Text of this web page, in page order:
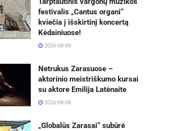
festivalis „Cantus organi“
kviečia į išskirtinį koncertą
Kėdainiuose!
2026-08-09
Netrukus Zarasuose –
aktorinio meistriškumo kursai
su aktore Emilija Latėnaite
2026-08-08
„Globalūs Zarasai“ subūrė